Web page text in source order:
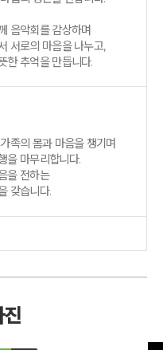
음악회를 감상하며
서로의 마음을 나누고,
한 추억을 만듭니다.
족의 몸과 마음을 챙기며
을 마무리합니다.
을 전하는
갖습니다.
진